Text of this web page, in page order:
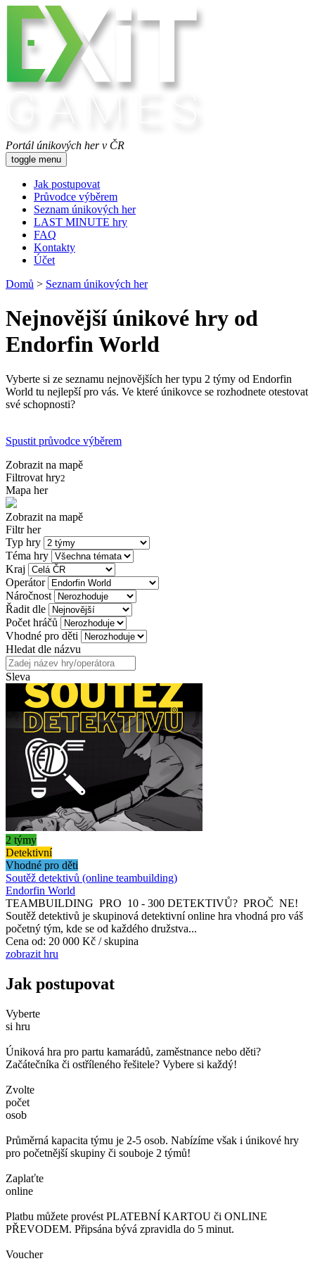
Portál únikových her v ČR
toggle menu
Jak postupovat
Průvodce výběrem
Seznam únikových her
LAST MINUTE hry
FAQ
Kontakty
Účet
Domů > Seznam únikových her
Nejnovější únikové hry od
Endorfin World
Vyberte si ze seznamu nejnovějších her typu 2 týmy od Endorfin
World tu nejlepší pro vás. Ve které únikovce se rozhodnete otestovat
své schopnosti?
Spustit průvodce výběrem
Zobrazit na mapě
Filtrovat hry2
Mapa her
Zobrazit na mapě
Filtr her
Typ hry
Téma hry
Kraj
Operátor
Náročnost
Řadit dle
Počet hráčů
Vhodné pro děti
Hledat dle názvu
Sleva
2 týmy
Detektivní
Vhodné pro děti
Soutěž detektivů (online teambuilding)
Endorfin World
TEAMBUILDING PRO 10 - 300 DETEKTIVŮ? PROČ NE!
Soutěž detektivů je skupinová detektivní online hra vhodná pro váš
početný tým, kde se od každého družstva...
Cena od: 20 000 Kč / skupina
zobrazit hru
Jak postupovat
Vyberte
si hru
Úniková hra pro partu kamarádů, zaměstnance nebo děti?
Začátečníka či ostříleného řešitele? Vybere si každý!
Zvolte
počet
osob
Průměrná kapacita týmu je 2-5 osob. Nabízíme však i únikové hry
pro početnější skupiny či souboje 2 týmů!
Zaplaťte
online
Platbu můžete provést PLATEBNÍ KARTOU či ONLINE
PŘEVODEM. Připsána bývá zpravidla do 5 minut.
Voucher